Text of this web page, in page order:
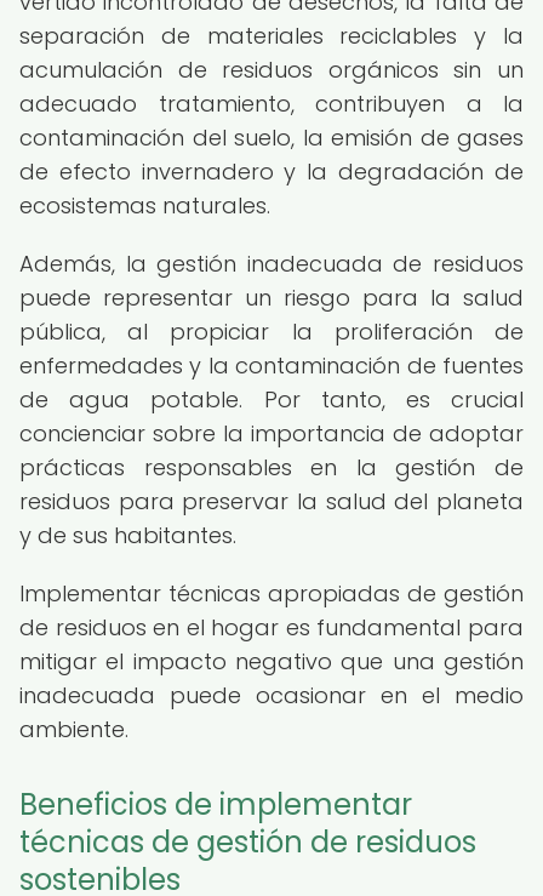
separación de materiales reciclables y la
acumulación de residuos orgánicos sin un
adecuado tratamiento, contribuyen a la
contaminación del suelo, la emisión de gases
de efecto invernadero y la degradación de
ecosistemas naturales.
Además, la gestión inadecuada de residuos
puede representar un riesgo para la salud
pública, al propiciar la proliferación de
enfermedades y la contaminación de fuentes
de agua potable. Por tanto, es crucial
concienciar sobre la importancia de adoptar
prácticas responsables en la gestión de
residuos para preservar la salud del planeta
y de sus habitantes.
Implementar técnicas apropiadas de gestión
de residuos en el hogar es fundamental para
mitigar el impacto negativo que una gestión
inadecuada puede ocasionar en el medio
ambiente.
Beneficios de implementar
técnicas de gestión de residuos
sostenibles